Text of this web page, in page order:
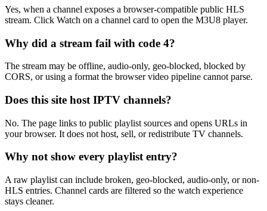
Yes, when a channel exposes a browser-compatible public HLS
stream. Click Watch on a channel card to open the M3U8 player.
Why did a stream fail with code 4?
The stream may be offline, audio-only, geo-blocked, blocked by
CORS, or using a format the browser video pipeline cannot parse.
Does this site host IPTV channels?
No. The page links to public playlist sources and opens URLs in
your browser. It does not host, sell, or redistribute TV channels.
Why not show every playlist entry?
A raw playlist can include broken, geo-blocked, audio-only, or non-
HLS entries. Channel cards are filtered so the watch experience
stays cleaner.